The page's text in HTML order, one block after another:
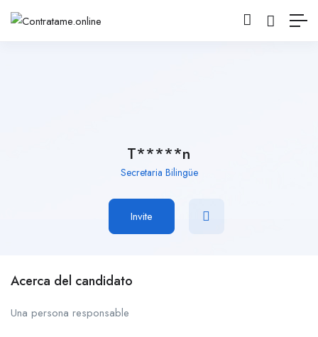
T*****n
Secretaria Bilingüe
Invite
Acerca del candidato
Una persona responsable